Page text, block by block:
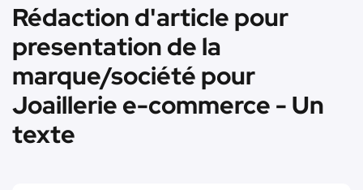
Rédaction d'article pour
presentation de la
marque/société pour
Joaillerie e-commerce - Un
texte